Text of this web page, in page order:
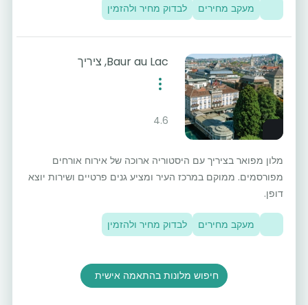
מעקב מחירים לבדוק מחיר ולהזמין
Baur au Lac, ציריך
4.6
מלון מפואר בציריך עם היסטוריה ארוכה של אירוח אורחים
מפורסמים. ממוקם במרכז העיר ומציע גנים פרטיים ושירות יוצא
דופן.
מעקב מחירים לבדוק מחיר ולהזמין
חיפוש מלונות בהתאמה אישית